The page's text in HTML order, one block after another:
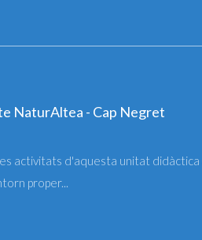
NaturAltea - Cap Negret
activitats d'aquesta unitat didàctica
proper...